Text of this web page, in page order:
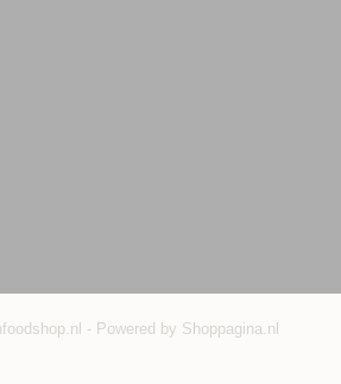
- Powered by Shoppagina.nl